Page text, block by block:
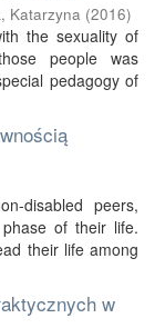
Katarzyna (2016)
the sexuality of
people was
pedagogy of
disabled peers,
of their life.
their life among
w